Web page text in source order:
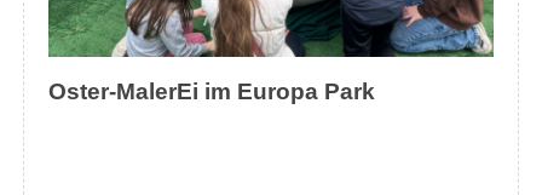
Oster-MalerEi im Europa Park